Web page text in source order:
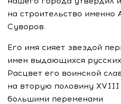
на строительство именно
Суворов.
Его имя сияет звездой
имен выдающихся
Расцвет его воинской
на вторую половину XVIII
большими переменами